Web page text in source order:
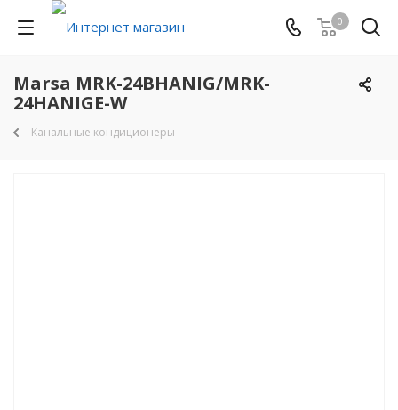
0
Marsa MRK-24BHANIG/MRK-
24HANIGE-W
Канальные кондиционеры